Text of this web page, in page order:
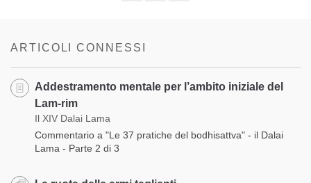
ARTICOLI CONNESSI
Addestramento mentale per l’ambito iniziale del
Lam-rim
Il XIV Dalai Lama
Commentario a "Le 37 pratiche del bodhisattva" - il Dalai
Lama - Parte 2 di 3